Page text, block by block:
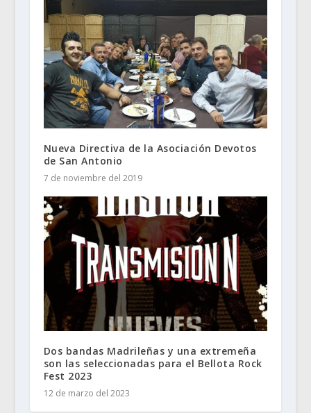
Nueva Directiva de la Asociación Devotos
de San Antonio
7 de noviembre del 2019
Dos bandas Madrileñas y una extremeña
son las seleccionadas para el Bellota Rock
Fest 2023
12 de marzo del 2023